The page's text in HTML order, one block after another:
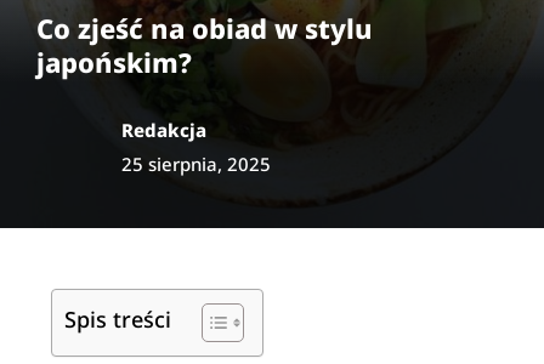
Co zjeść na obiad w stylu
japońskim?
Redakcja
25 sierpnia, 2025
Spis treści